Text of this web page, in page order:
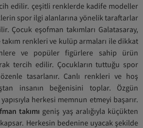
edilir. çeşitli renklerde kadife modeller
spor ilgi alanlarına yönelik taraftarlar
Çocuk eşofman takımları Galatasaray,
renkleri ve kulüp armaları ile dikkat
ve popüler figürlere sahip ürün
tercih edilir. Çocukların tuttuğu spor
tasarlanır. Canlı renkleri ve hoş
insanın beğenisini toplar. Özgün
herkesi memnun etmeyi başarır.
takımı geniş yaş aralığıyla küçükten
Herkesin bedenine uyacak şekilde